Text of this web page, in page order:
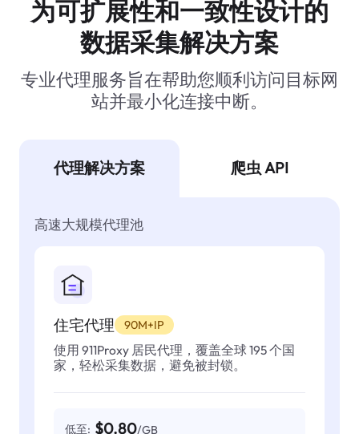
为可扩展性和一致性设计的
数据采集解决方案
专业代理服务旨在帮助您顺利访问目标网
站并最小化连接中断。
代理解决方案 爬虫 API
高速大规模代理池
住宅代理 90M+IP
使用 911Proxy 居民代理，覆盖全球 195 个国
家，轻松采集数据，避免被封锁。
低至: $0.80/GB